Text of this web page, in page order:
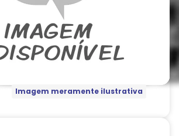
Imagem meramente ilustrativa